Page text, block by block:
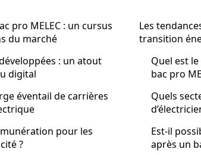
pro MELEC : un cursus
du marché
: un atout
digital
éventail de carrières
pour les
?
Les
transition
Quel est
bac pro
Quels
Est-il
après un